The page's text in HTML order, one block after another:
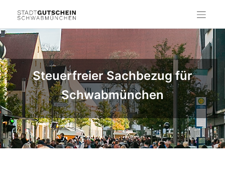
content
Steuerfreier Sachbezug für
Schwabmünchen